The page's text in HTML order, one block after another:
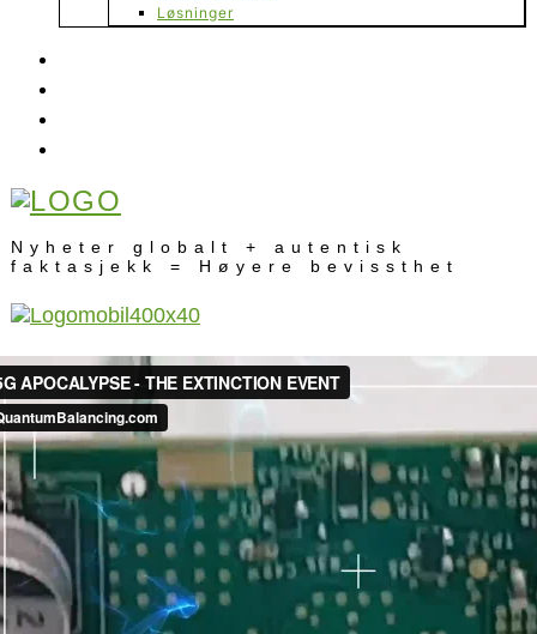
Løsninger
Nyheter globalt + autentisk
faktasjekk = Høyere bevissthet